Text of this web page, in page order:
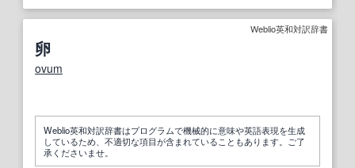
Weblio英和対訳辞書
卵
ovum
Weblio英和対訳辞書はプログラムで機械的に意味や英語表現を生成
しているため、不適切な項目が含まれていることもあります。ご了
承くださいませ。